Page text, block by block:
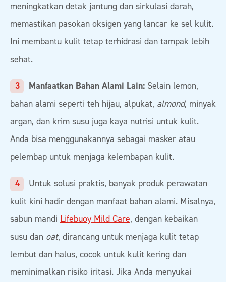
meningkatkan detak jantung dan sirkulasi darah,
memastikan pasokan oksigen yang lancar ke sel kulit.
Ini membantu kulit tetap terhidrasi dan tampak lebih
sehat.
Manfaatkan Bahan Alami Lain: Selain lemon,
bahan alami seperti teh hijau, alpukat, almond, minyak
argan, dan krim susu juga kaya nutrisi untuk kulit.
Anda bisa menggunakannya sebagai masker atau
pelembap untuk menjaga kelembapan kulit.
Untuk solusi praktis, banyak produk perawatan
kulit kini hadir dengan manfaat bahan alami. Misalnya,
sabun mandi Lifebuoy Mild Care, dengan kebaikan
susu dan oat, dirancang untuk menjaga kulit tetap
lembut dan halus, cocok untuk kulit kering dan
meminimalkan risiko iritasi. Jika Anda menyukai